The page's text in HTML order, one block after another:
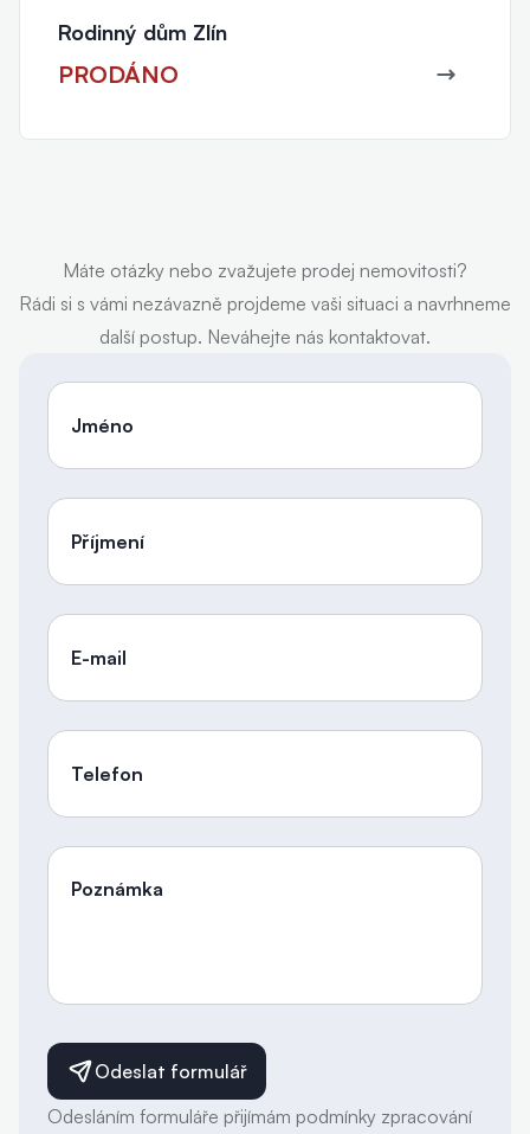
Rodinný dům Zlín
PRODÁNO
Máte otázky nebo zvažujete prodej nemovitosti?
Rádi si s vámi nezávazně projdeme vaši situaci a navrhneme
další postup. Neváhejte nás kontaktovat.
Jméno
Příjmení
E-mail
Telefon
Poznámka
Odeslat formulář
Odesláním formuláře přijímám podmínky zpracování